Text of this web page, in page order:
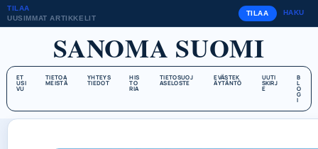
TILAA
UUSIMMAT ARTIKKELIT
TILAA HAKU
SANOMA SUOMI
ET
USI
VU
TIETOA
MEISTÄ
YHTEYS
TIEDOT
HIS
TO
RIA
TIETOSUOJ
ASELOSTE
EVÄSTEK
ÄYTÄNTÖ
UUTI
SKIRJ
E
B
L
O
G
I